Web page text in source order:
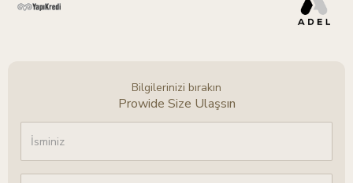
Bilgilerinizi bırakın
Prowide Size Ulaşsın